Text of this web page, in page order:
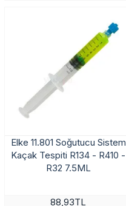
Elke 11.801 Soğutucu Sistem
Kaçak Tespiti R134 - R410 -
R32 7.5ML
88,93TL